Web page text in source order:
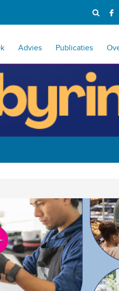
Advies Publicaties